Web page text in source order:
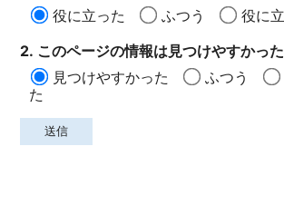
役に立った
ふつう
役に
2. このページの情報は見つけやすかっ
見つけやすかった
ふつう
た